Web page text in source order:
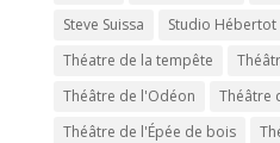
Steve Suissa
Studio Hébertot
Théatre de la tempête
Théâtre de l'Odéon
Théâtre
Théâtre de l'Épée de bois